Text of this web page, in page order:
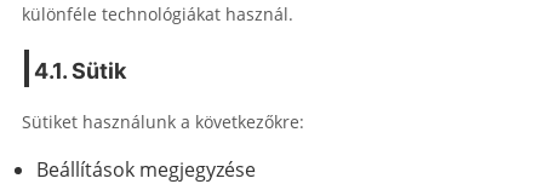
különféle technológiákat használ.
4.1. Sütik
Sütiket használunk a következőkre:
Beállítások megjegyzése